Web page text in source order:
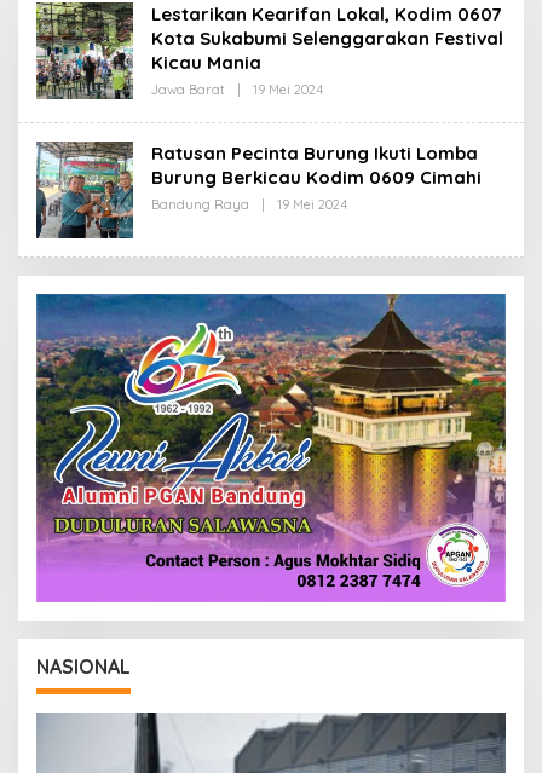
Lestarikan Kearifan Lokal, Kodim 0607
Kota Sukabumi Selenggarakan Festival
Kicau Mania
Jawa Barat 19 Mei 2024
E
R
E
A
I
Ratusan Pecinta Burung Ikuti Lomba
Burung Berkicau Kodim 0609 Cimahi
Bandung Raya 19 Mei 2024
H
R
K
S
NASIONAL